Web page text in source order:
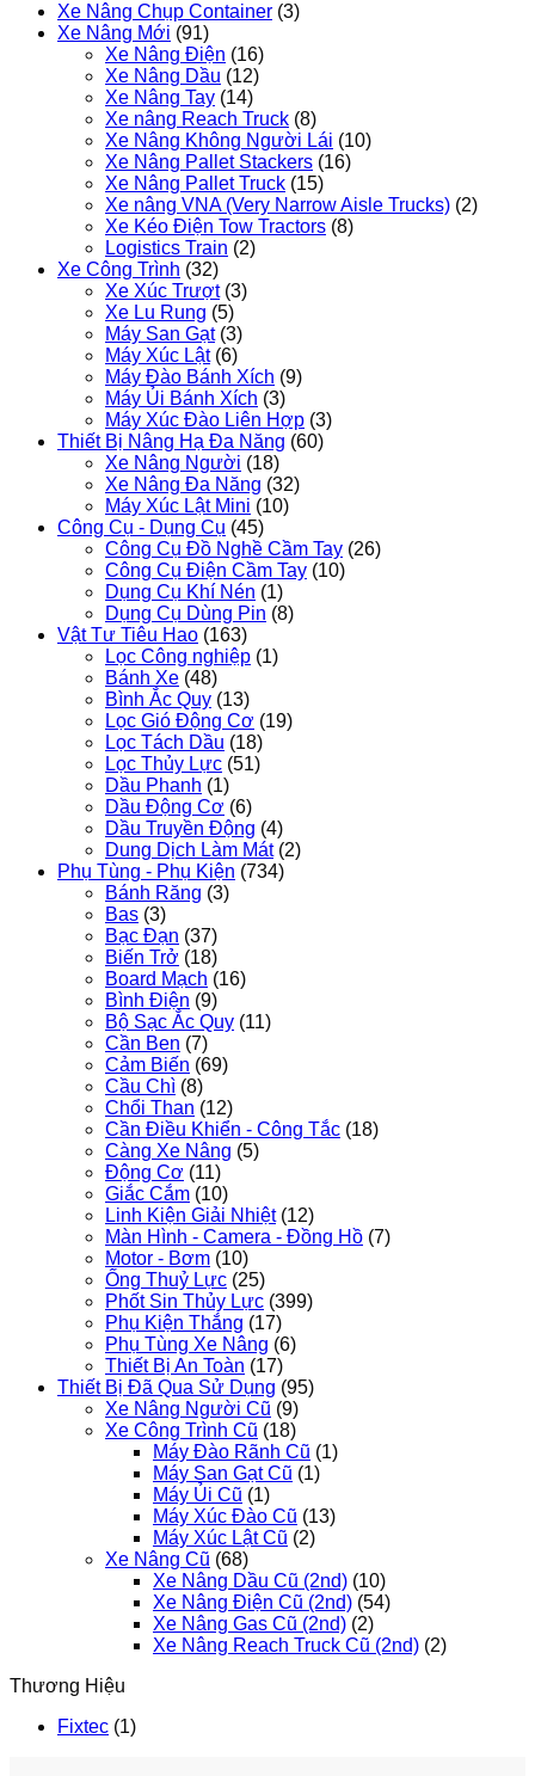
Xe Nâng Chụp Container (3)
Xe Nâng Mới (91)
Xe Nâng Điện (16)
Xe Nâng Dầu (12)
Xe Nâng Tay (14)
Xe nâng Reach Truck (8)
Xe Nâng Không Người Lái (10)
Xe Nâng Pallet Stackers (16)
Xe Nâng Pallet Truck (15)
Xe nâng VNA (Very Narrow Aisle Trucks) (2)
Xe Kéo Điện Tow Tractors (8)
Logistics Train (2)
Xe Công Trình (32)
Xe Xúc Trượt (3)
Xe Lu Rung (5)
Máy San Gạt (3)
Máy Xúc Lật (6)
Máy Đào Bánh Xích (9)
Máy Ủi Bánh Xích (3)
Máy Xúc Đào Liên Hợp (3)
Thiết Bị Nâng Hạ Đa Năng (60)
Xe Nâng Người (18)
Xe Nâng Đa Năng (32)
Máy Xúc Lật Mini (10)
Công Cụ - Dụng Cụ (45)
Công Cụ Đồ Nghề Cầm Tay (26)
Công Cụ Điện Cầm Tay (10)
Dụng Cụ Khí Nén (1)
Dụng Cụ Dùng Pin (8)
Vật Tư Tiêu Hao (163)
Lọc Công nghiệp (1)
Bánh Xe (48)
Bình Ắc Quy (13)
Lọc Gió Động Cơ (19)
Lọc Tách Dầu (18)
Lọc Thủy Lực (51)
Dầu Phanh (1)
Dầu Động Cơ (6)
Dầu Truyền Động (4)
Dung Dịch Làm Mát (2)
Phụ Tùng - Phụ Kiện (734)
Bánh Răng (3)
Bas (3)
Bạc Đạn (37)
Biến Trở (18)
Board Mạch (16)
Bình Điện (9)
Bộ Sạc Ắc Quy (11)
Cần Ben (7)
Cảm Biến (69)
Cầu Chì (8)
Chổi Than (12)
Cần Điều Khiển - Công Tắc (18)
Càng Xe Nâng (5)
Động Cơ (11)
Giắc Cắm (10)
Linh Kiện Giải Nhiệt (12)
Màn Hình - Camera - Đồng Hồ (7)
Motor - Bơm (10)
Ống Thuỷ Lực (25)
Phốt Sin Thủy Lực (399)
Phụ Kiện Thắng (17)
Phụ Tùng Xe Nâng (6)
Thiết Bị An Toàn (17)
Thiết Bị Đã Qua Sử Dụng (95)
Xe Nâng Người Cũ (9)
Xe Công Trình Cũ (18)
Máy Đào Rãnh Cũ (1)
Máy San Gạt Cũ (1)
Máy Ủi Cũ (1)
Máy Xúc Đào Cũ (13)
Máy Xúc Lật Cũ (2)
Xe Nâng Cũ (68)
Xe Nâng Dầu Cũ (2nd) (10)
Xe Nâng Điện Cũ (2nd) (54)
Xe Nâng Gas Cũ (2nd) (2)
Xe Nâng Reach Truck Cũ (2nd) (2)
Thương Hiệu
Fixtec (1)